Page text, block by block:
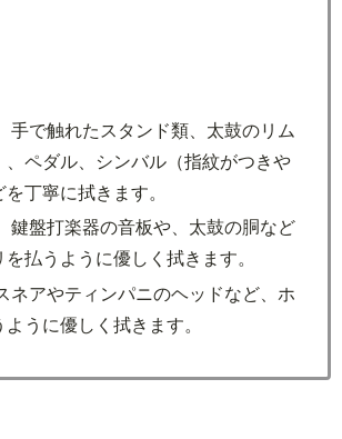
手で触れたスタンド類、太鼓のリム
、ペダル、シンバル（指紋がつきや
丁寧に拭きます。
鍵盤打楽器の音板や、太鼓の胴など
を払うように優しく拭きます。
ネアやティンパニのヘッドなど、ホ
ように優しく拭きます。